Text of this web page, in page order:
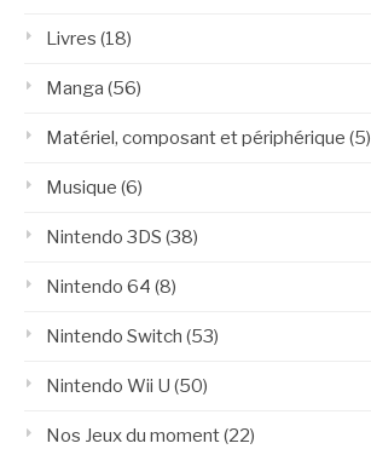
Livres (18)
Manga (56)
Matériel, composant et périphérique (5)
Musique (6)
Nintendo 3DS (38)
Nintendo 64 (8)
Nintendo Switch (53)
Nintendo Wii U (50)
Nos Jeux du moment(22)